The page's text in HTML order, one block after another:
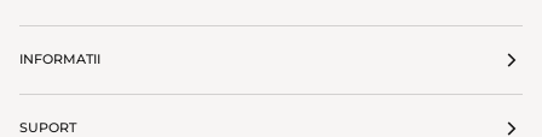
INFORMATII
SUPORT